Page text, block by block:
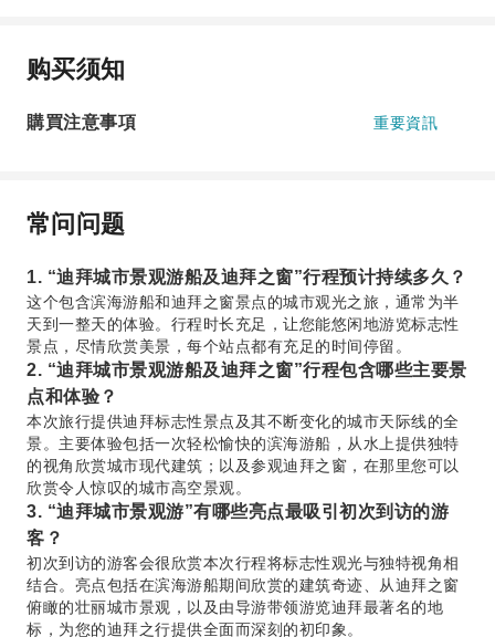
购买须知
購買注意事項 重要資訊
常问问题
1. “迪拜城市景观游船及迪拜之窗”行程预计持续多久？
这个包含滨海游船和迪拜之窗景点的城市观光之旅，通常为半
天到一整天的体验。行程时长充足，让您能悠闲地游览标志性
景点，尽情欣赏美景，每个站点都有充足的时间停留。
2. “迪拜城市景观游船及迪拜之窗”行程包含哪些主要景
点和体验？
本次旅行提供迪拜标志性景点及其不断变化的城市天际线的全
景。主要体验包括一次轻松愉快的滨海游船，从水上提供独特
的视角欣赏城市现代建筑；以及参观迪拜之窗，在那里您可以
欣赏令人惊叹的城市高空景观。
3. “迪拜城市景观游”有哪些亮点最吸引初次到访的游
客？
初次到访的游客会很欣赏本次行程将标志性观光与独特视角相
结合。亮点包括在滨海游船期间欣赏的建筑奇迹、从迪拜之窗
俯瞰的壮丽城市景观，以及由导游带领游览迪拜最著名的地
标，为您的迪拜之行提供全面而深刻的初印象。